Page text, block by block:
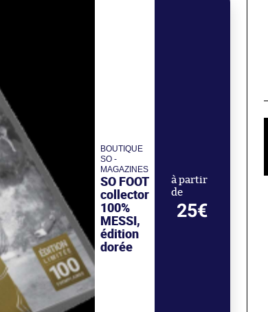
BOUTIQUE
SO -
MAGAZINES
SO FOOT
collector
100%
MESSI,
édition
dorée
à partir
de
25€